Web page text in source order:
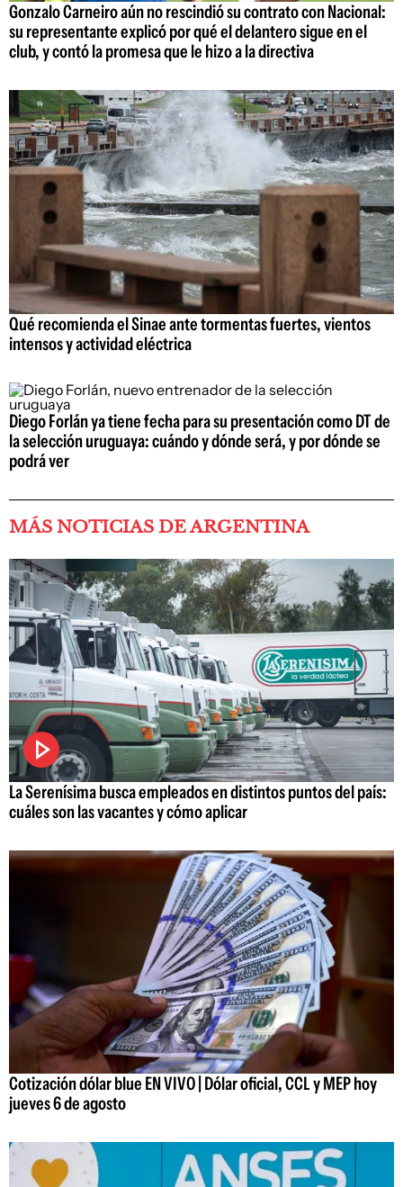
Gonzalo Carneiro aún no rescindió su contrato con Nacional:
su representante explicó por qué el delantero sigue en el
club, y contó la promesa que le hizo a la directiva
Qué recomienda el Sinae ante tormentas fuertes, vientos
intensos y actividad eléctrica
Diego Forlán ya tiene fecha para su presentación como DT de
la selección uruguaya: cuándo y dónde será, y por dónde se
podrá ver
MÁS NOTICIAS DE ARGENTINA
La Serenísima busca empleados en distintos puntos del país:
cuáles son las vacantes y cómo aplicar
Cotización dólar blue EN VIVO | Dólar oficial, CCL y MEP hoy
jueves 6 de agosto